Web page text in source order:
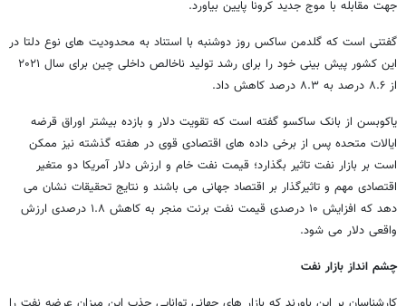
جهت مقابله با موج جدید کرونا پایین بیاورد.
گفتنی است که گلدمن ساکس روز دوشنبه با استناد به محدودیت های نوع دلتا در
این کشور پیش بینی خود را برای رشد تولید ناخالص داخلی چین برای سال ۲۰۲۱
از ۸.۶ درصد به ۸.۳ درصد کاهش داد.
یاکوبسن از بانک ساکسو گفته است که تقویت دلار و بازده بیشتر اوراق قرضه
ایالات متحده پس از برخی داده های اقتصادی قوی در هفته گذشته نیز ممکن
است بر بازار نفت تاثیر بگذارد؛ قیمت نفت خام و ارزش دلار آمریکا دو متغیر
اقتصادی مهم و تاثیرگذار بر اقتصاد جهانی می باشند و نتایج تحقیقات نشان می
دهد که افزایش ۱۰ درصدی قیمت نفت برنت منجر به کاهش ۱.۸ درصدی ارزش
واقعی دلار می شود.
چشم انداز بازار نفت